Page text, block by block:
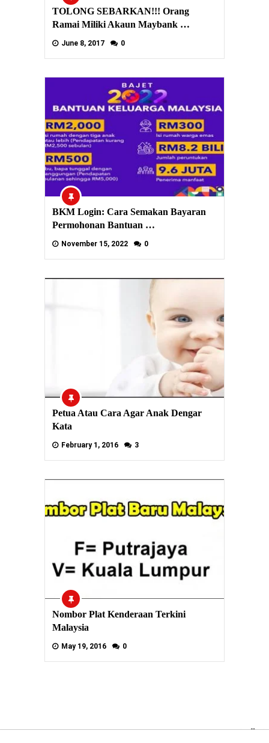
TOLONG SEBARKAN!!! Orang
Ramai Miliki Akaun Maybank …
June 8, 2017 0
BKM Login: Cara Semakan Bayaran
Permohonan Bantuan …
November 15, 2022 0
Petua Atau Cara Agar Anak Dengar
Kata
February 1, 2016 3
Nombor Plat Kenderaan Terkini
Malaysia
May 19, 2016 0